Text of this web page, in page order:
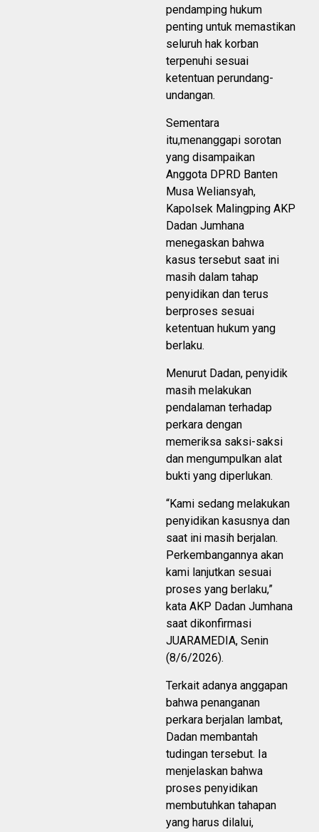
pendamping hukum
penting untuk memastikan
seluruh hak korban
terpenuhi sesuai
ketentuan perundang-
undangan.
Sementara
itu,menanggapi sorotan
yang disampaikan
Anggota DPRD Banten
Musa Weliansyah,
Kapolsek Malingping AKP
Dadan Jumhana
menegaskan bahwa
kasus tersebut saat ini
masih dalam tahap
penyidikan dan terus
berproses sesuai
ketentuan hukum yang
berlaku.
Menurut Dadan, penyidik
masih melakukan
pendalaman terhadap
perkara dengan
memeriksa saksi-saksi
dan mengumpulkan alat
bukti yang diperlukan.
“Kami sedang melakukan
penyidikan kasusnya dan
saat ini masih berjalan.
Perkembangannya akan
kami lanjutkan sesuai
proses yang berlaku,”
kata AKP Dadan Jumhana
saat dikonfirmasi
JUARAMEDIA, Senin
(8/6/2026).
Terkait adanya anggapan
bahwa penanganan
perkara berjalan lambat,
Dadan membantah
tudingan tersebut. Ia
menjelaskan bahwa
proses penyidikan
membutuhkan tahapan
yang harus dilalui,